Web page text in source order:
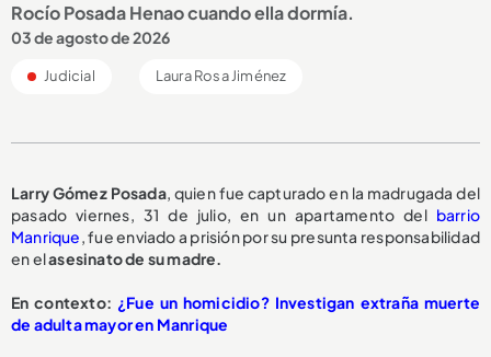
Rocío Posada Henao cuando ella dormía.
03 de agosto de 2026
Judicial Laura Rosa Jiménez
Larry Gómez Posada, quien fue capturado en la madrugada del
pasado viernes, 31 de julio, en un apartamento del barrio
Manrique, fue enviado a prisión por su presunta responsabilidad
en elasesinato de su madre.
En contexto: ¿Fue un homicidio? Investigan extraña muerte
de adulta mayor en Manrique